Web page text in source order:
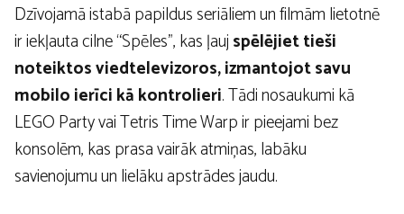
Dzīvojamā istabā papildus seriāliem un filmām lietotnē
ir iekļauta cilne “Spēles”, kas ļaujspēlējiet tieši
noteiktos viedtelevizoros, izmantojot savu
mobilo ierīci kā kontrolieri. Tādi nosaukumi kā
LEGO Party vai Tetris Time Warp ir pieejami bez
konsolēm, kas prasa vairāk atmiņas, labāku
savienojumu un lielāku apstrādes jaudu.